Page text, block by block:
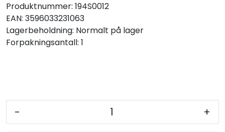
Produktnummer: 194S0012
EAN: 3596033231063
Lagerbeholdning: Normalt på lager
Forpakningsantall: 1
- +
Sikringer
Leverandører